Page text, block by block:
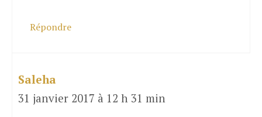
Répondre
Saleha
31 janvier 2017 à 12 h 31 min